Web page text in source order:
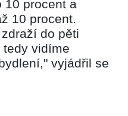
10 procent a
10 procent.
do pěti
tedy vidíme
vyjádřil se